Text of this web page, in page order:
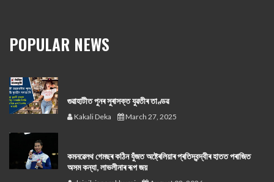
POPULAR NEWS
গুৱাহাটীত পুনৰ সুৰাসক্ত যুৱতীৰ তাণ্ডৱ
Kakali Deka March 27, 2025
কমনৱেলথ গেমছৰ কঠিন যুঁজত অষ্ট্ৰেলিয়াৰ প্ৰতিদ্বন্দ্বীৰ হাতত পৰাজিত
অসম কন্যা, লাভলীনাৰ ৰূপ জয়